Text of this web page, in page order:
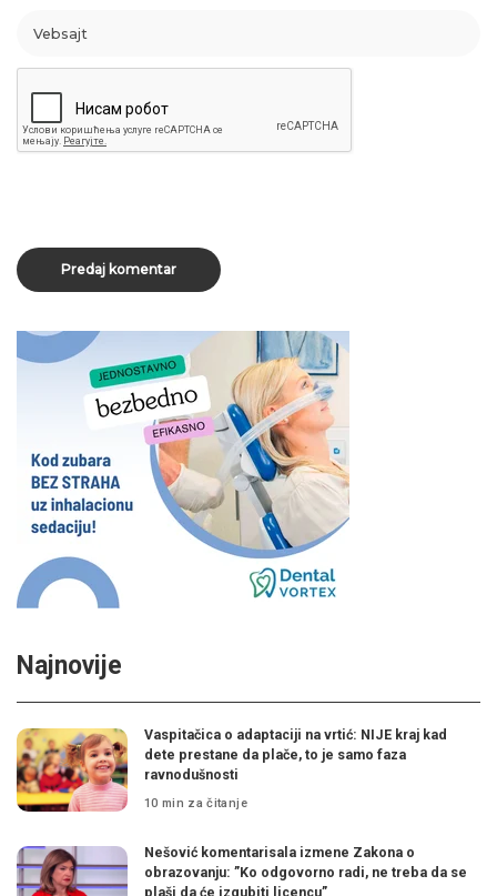
Najnovije
Vaspitačica o adaptaciji na vrtić: NIJE kraj kad
dete prestane da plače, to je samo faza
ravnodušnosti
10 min za čitanje
Nešović komentarisala izmene Zakona o
obrazovanju: ”Ko odgovorno radi, ne treba da se
plaši da će izgubiti licencu”